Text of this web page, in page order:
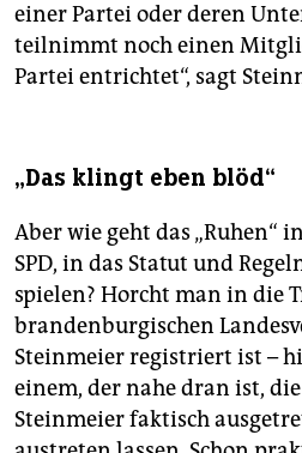
einer Partei oder deren
teilnimmt noch einen
Partei entrichtet“, sagt
„Das klingt eben blöd“
Aber wie geht das „Ruhen“
SPD, in das Statut und
spielen? Horcht man in die
brandenburgischen
Steinmeier registriert ist –
einem, der nahe dran ist,
Steinmeier faktisch